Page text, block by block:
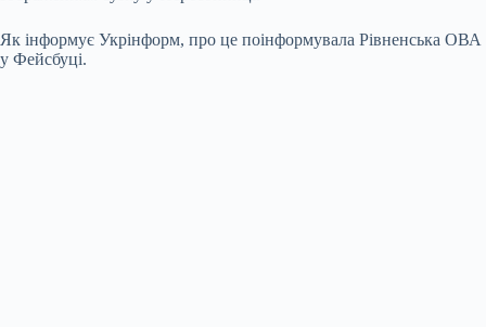
Як інформує Укрінформ, про це поінформувала Рівненська ОВА
у Фейсбуці.